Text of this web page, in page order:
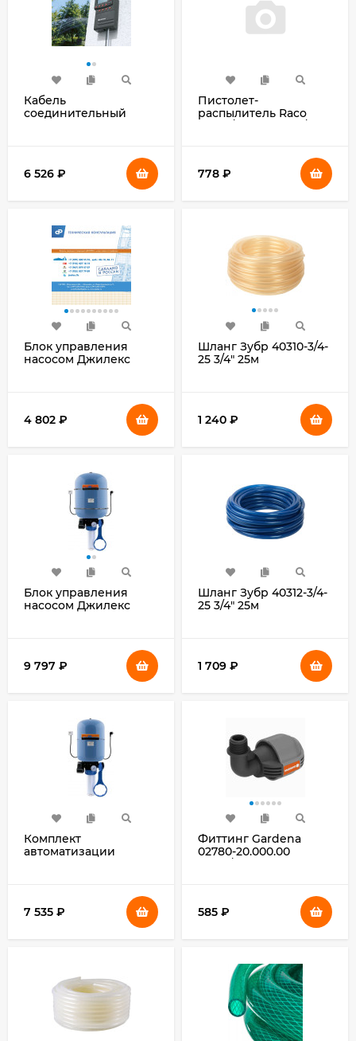
Кабель
соединительный
6 526 ₽
Пистолет-
распылитель Raco
778 ₽
Блок управления
насосом Джилекс
4 802 ₽
Шланг Зубр 40310-3/4-
25 3/4" 25м
1 240 ₽
Блок управления
насосом Джилекс
9 797 ₽
Шланг Зубр 40312-3/4-
25 3/4" 25м
1 709 ₽
Комплект
автоматизации
7 535 ₽
Фиттинг Gardena
02780-20.000.00
585 ₽